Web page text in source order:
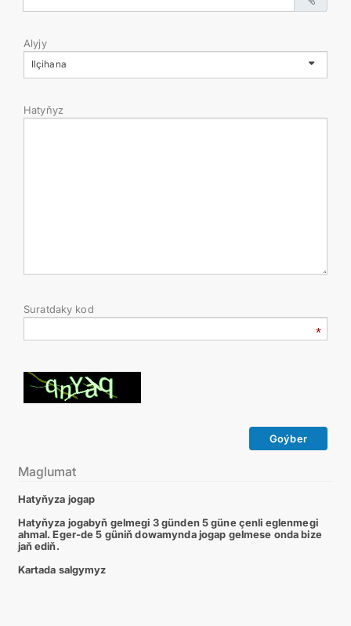
Alyjy
Ilçihana
Hatyňyz
Suratdaky kod
Goýber
Maglumat
Hatyňyza jogap
Hatyňyza jogabyň gelmegi 3 günden 5 güne çenli eglenmegi
ahmal. Eger-de 5 güniň dowamynda jogap gelmese onda bize
jaň ediň.
Kartada salgymyz